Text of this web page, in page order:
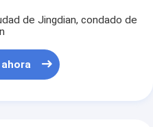
de Jingdian, condado de